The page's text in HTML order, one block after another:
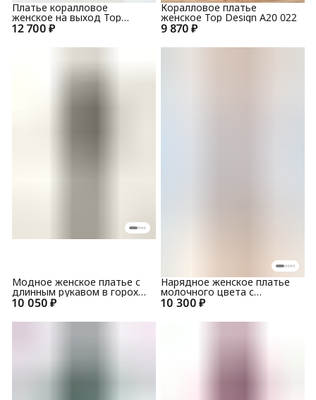
12 700 ₽
Платье коралловое
женское на выход Top
Design A20 041 9 870 ₽
Коралловое платье
женское Top Design A20 022
10 050 ₽
Модное женское платье с
длинным рукавом в горох
Top Design PB20 02 10 300 ₽
Нарядное женское платье
молочного цвета с
гипюровым верхом и
вышивкой PA9 62